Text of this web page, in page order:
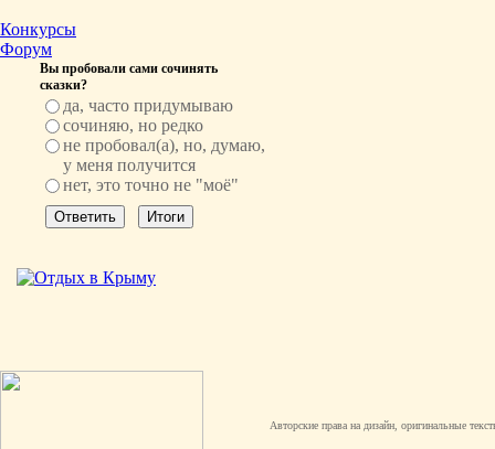
Конкурсы
Форум
Вы пробовали сами сочинять
сказки?
да, часто придумываю
сочиняю, но редко
не пробовал(а), но, думаю,
у меня получится
нет, это точно не "моё"
Авторские права на дизайн, оригинальные